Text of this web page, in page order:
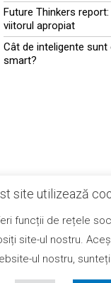
Future Thinkers
viitorul apropiat
Cât de inteligente sunt
smart?
site utilizează
funcții de rețele
site-ul nostru.
ul nostru,